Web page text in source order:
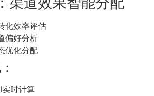
化效率评估
偏好分析
优化分配
实时计算